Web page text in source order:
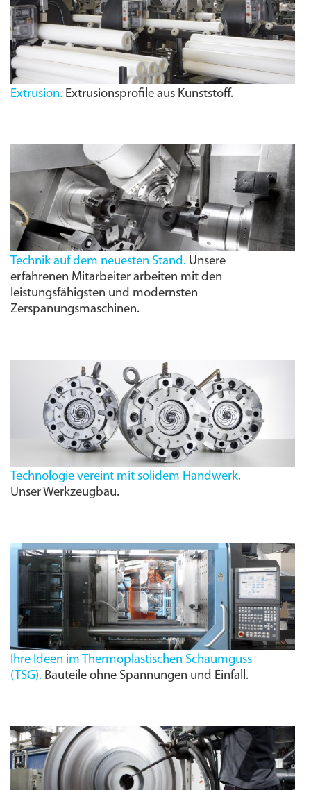
Extrusion. Extrusionsprofile aus Kunststoff.
Technik auf dem neuesten Stand. Unsere
erfahrenen Mitarbeiter arbeiten mit den
leistungs­fähigsten und modernsten
Zerspanungs­maschinen.
Technologie vereint mit solidem Handwerk.
Unser Werkzeugbau.
Ihre Ideen im Thermoplastischen Schaumguss
( TSG). Bauteile ohne Spannungen und Einfall.